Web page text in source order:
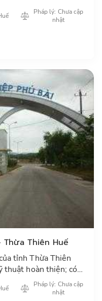
Pháp lý: Chưa cập
nhật
Thiên Huế
tỉnh Thừa Thiên
thuật hoàn thiện; có
thông, lao động…
Pháp lý: Chưa cập
nhật